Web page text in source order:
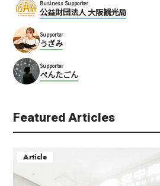
Business Supporter
公益財団法人 大阪観光局
Supporter
うざみ
Supporter
ぺんたごん
Featured Articles
Article